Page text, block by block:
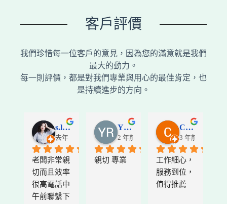
客戶評價
我們珍惜每一位客戶的意見，因為您的滿意就是我們
最大的動力。
每一則評價，都是對我們專業與用心的最佳肯定，也
是持續進步的方向。
s.l peng
去年
老闆非常親
切而且效率
很高電話中
午前聯繫下
YR AUT
2 年前
親切 專業
Cheng-Lun
3 年前
工作細心，
服務到位，
值得推薦